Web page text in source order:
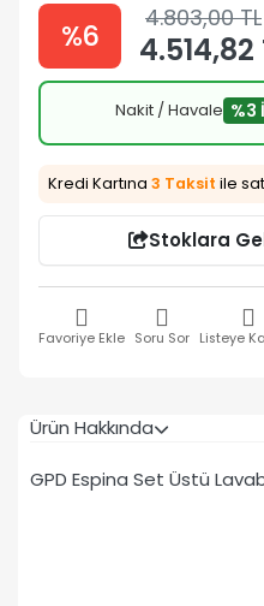
%6 4.803,00 TL
4.514,82
Nakit / Havale %3
Kredi Kartına 3 Taksit ile
Stoklara
Favoriye Ekle Soru Sor Listeye
Ürün Hakkında
GPD Espina Set Üstü